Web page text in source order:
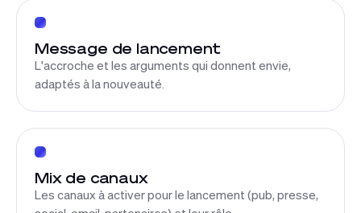
Message de lancement
L'accroche et les arguments qui donnent envie,
adaptés à la nouveauté.
Mix de canaux
Les canaux à activer pour le lancement (pub, presse,